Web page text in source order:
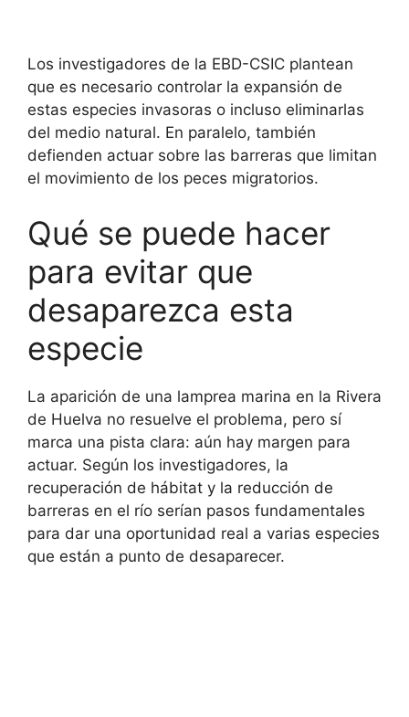
Los investigadores de la EBD-CSIC plantean
que es necesario controlar la expansión de
estas especies invasoras o incluso eliminarlas
del medio natural. En paralelo, también
defienden actuar sobre las barreras que limitan
el movimiento de los peces migratorios.
Qué se puede hacer
para evitar que
desaparezca esta
especie
La aparición de una lamprea marina en la Rivera
de Huelva no resuelve el problema, pero sí
marca una pista clara: aún hay margen para
actuar. Según los investigadores, la
recuperación de hábitat y la reducción de
barreras en el río serían pasos fundamentales
para dar una oportunidad real a varias especies
que están a punto de desaparecer.